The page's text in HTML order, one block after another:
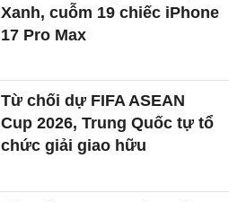
Xanh, cuỗm 19 chiếc iPhone
17 Pro Max
Từ chối dự FIFA ASEAN
Cup 2026, Trung Quốc tự tổ
chức giải giao hữu